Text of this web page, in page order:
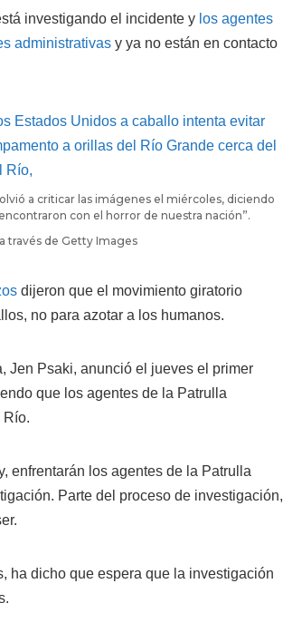
investigando el incidente y los agentes
administrativas y ya no están en contacto
a criticar las imágenes el miércoles, diciendo
con el horror de nuestra nación”.
través de Getty Images
dijeron que el movimiento giratorio
no para azotar a los humanos.
Jen Psaki, anunció el jueves el primer
que los agentes de la Patrulla
Río.
enfrentarán los agentes de la Patrulla
Parte del proceso de investigación,
ha dicho que espera que la investigación